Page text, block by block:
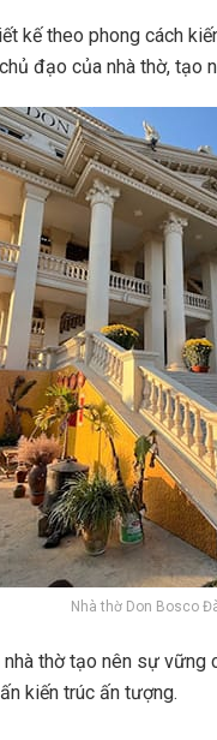
kế theo phong cách
đạo của nhà thờ, tạo
Nhà thờ Don Bosco
thờ tạo nên sự vững
kiến trúc ấn tượng.